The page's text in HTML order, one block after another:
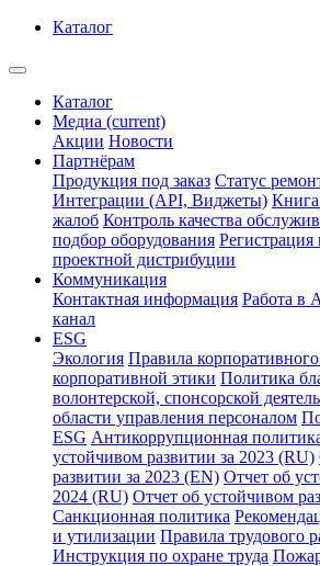
Каталог
Каталог
Медиа (current)
Акции Новости
Партнёрам
Продукция под заказ Статус
Интеграции (API, Виджеты)
жалоб Контроль качества
подбор оборудования Регистрация
проектной дистрибуции
Коммуникация
Контактная информация Работа в
канал
ESG
Экология Правила
корпоративной этики Политика
волонтерской, спонсорской
области управления персоналом
ESG Антикоррупционная
устойчивом развитии за 2023 (RU)
развитии за 2023 (EN) Отчет об
2024 (RU) Отчет об устойчивом
Санкционная политика
и утилизации Правила трудового
Инструкция по охране труда